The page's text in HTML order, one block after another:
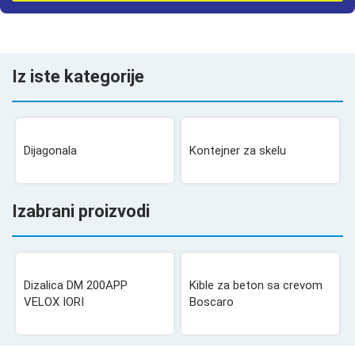
Iz iste kategorije
Dijagonala Kontejner za skelu
Izabrani proizvodi
Dizalica DM 200APP
VELOX IORI
Kible za beton sa crevom
Boscaro